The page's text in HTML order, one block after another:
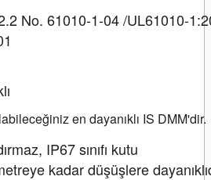
No. 61010-1-04 /UL61010-
en dayanıklı IS DMM'dir.
IP67 sınıfı kutu
kadar düşüşlere